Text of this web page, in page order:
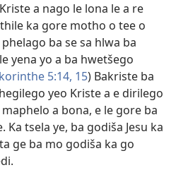
a nago le lona le a re
ka gore motho o tee o
ba se sa hlwa ba
yena yo a ba hwetšego
5:14, 15) Bakriste ba
yeo Kriste a e dirilego
a bona, e le gore ba
tsela ye, ba godiša Jesu ka
ge ba mo godiša ka go